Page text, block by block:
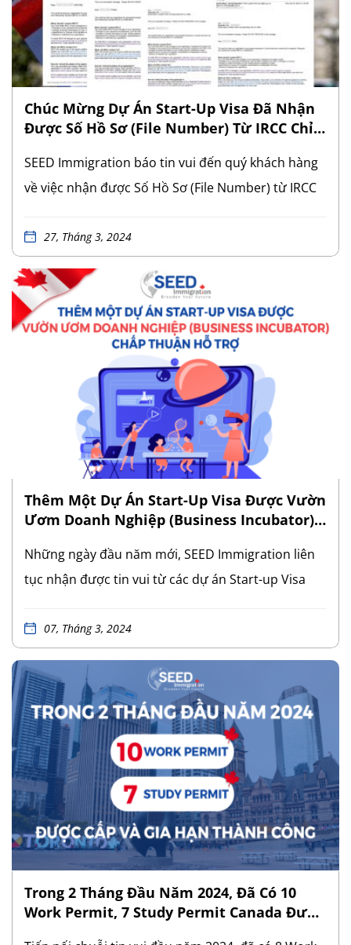
Immigration tin tưởng rằng quý khách sẽ hoàn
thành tốt bước khám sức khỏe và sớm nhận có thẻ
Thường Trú Nhân Canada. SEED Immigration gửi
lời chúc mừng nồng nhiệt nhất đến quý khách
hàng. Chúng tôi tự hào là đơn vị đồng […]
Chúc Mừng Dự Án Start-Up Visa Đã Nhận
Được Số Hồ Sơ (File Number) Từ IRCC Chỉ
SEED Immigration báo tin vui đến quý khách hàng
về việc nhận được Số Hồ Sơ (File Number) từ IRCC
(Start-up Visa) của khách hàng SEED Immigration
nộp hồ sơ vào tháng 08/2022 đã nhận được Số Hồ
Sơ chỉ sau 19 tháng. Đây là một tin vui lớn, đặc biệt
khi thời gian xử lý hồ sơ Start-up Visa (SUV) thường
dao động từ 33 – 36 tháng. Việc nhận được Số Hồ
Sơ sớm hơn dự kiến cho thấy IRCC đang đẩy nhanh
tốc độ xử lý hồ sơ SUV, mang đến hy vọng cho các
khách hàng đang chờ đợi. SEED Immigration chúc
cho các khách hàng còn lại sẽ sớm nhận được Số
Hồ Sơ của mình và dự án SUV sẽ tiếp tục có những
27, Tháng 3, 2024
Thêm Một Dự Án Start-Up Visa Được Vườn
Ươm Doanh Nghiệp (Business Incubator)
Những ngày đầu năm mới, SEED Immigration liên
tục nhận được tin vui từ các dự án Start-up Visa
Chúc mừng dự án SUV gần đây nhất vừa được
chấp thuận hỗ trợ. Đây là một dự án nghiên cứu và
ứng dụng AI vào lĩnh vực giáo dục. Dự án được kỳ
vọng sẽ mang lại lợi ích đáng kể không chỉ đối với
nền giáo dục Canada mà còn là một dự án tiềm
năng, thú vị đối với các nhà đầu tư. Bước đầu nhận
chấp thuận hỗ trợ từ Vườn Ươm Doanh Nghiệp,
con đường chinh phục Thường trú nhân (PR)
Canada dành cho các nhà đầu tư rộng mở với
07, Tháng 3, 2024
Trong 2 Tháng Đầu Năm 2024, Đã Có 10
Work Permit, 7 Study Permit Canada Được